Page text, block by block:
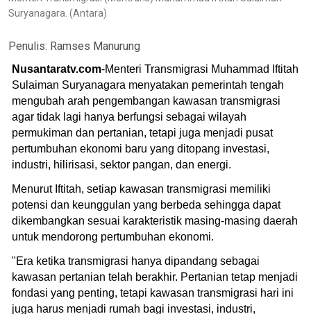
Suryanagara. (Antara)
Penulis: Ramses Manurung
Nusantaratv.com-Menteri Transmigrasi Muhammad Iftitah
Sulaiman Suryanagara menyatakan pemerintah tengah
mengubah arah pengembangan kawasan transmigrasi
agar tidak lagi hanya berfungsi sebagai wilayah
permukiman dan pertanian, tetapi juga menjadi pusat
pertumbuhan ekonomi baru yang ditopang investasi,
industri, hilirisasi, sektor pangan, dan energi.
Menurut Iftitah, setiap kawasan transmigrasi memiliki
potensi dan keunggulan yang berbeda sehingga dapat
dikembangkan sesuai karakteristik masing-masing daerah
untuk mendorong pertumbuhan ekonomi.
"Era ketika transmigrasi hanya dipandang sebagai
kawasan pertanian telah berakhir. Pertanian tetap menjadi
fondasi yang penting, tetapi kawasan transmigrasi hari ini
juga harus menjadi rumah bagi investasi, industri,